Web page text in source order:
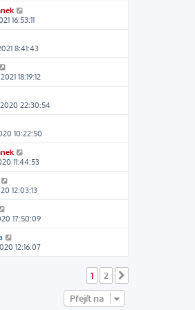
16:53:11
8:41:43
18:19:12
22:30:54
10:22:50
11:44:53
12:03:13
17:50:09
12:16:07
1 2
Přejít na